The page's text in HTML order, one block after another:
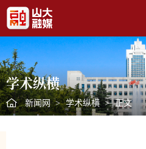
学术纵横
新闻网 > 学术纵横 > 正文